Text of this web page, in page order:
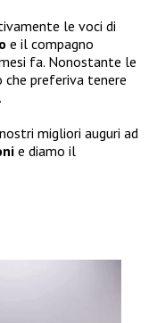
le voci di
e il compagno
fa. Nonostante le
che preferiva tenere
migliori auguri ad
e diamo il